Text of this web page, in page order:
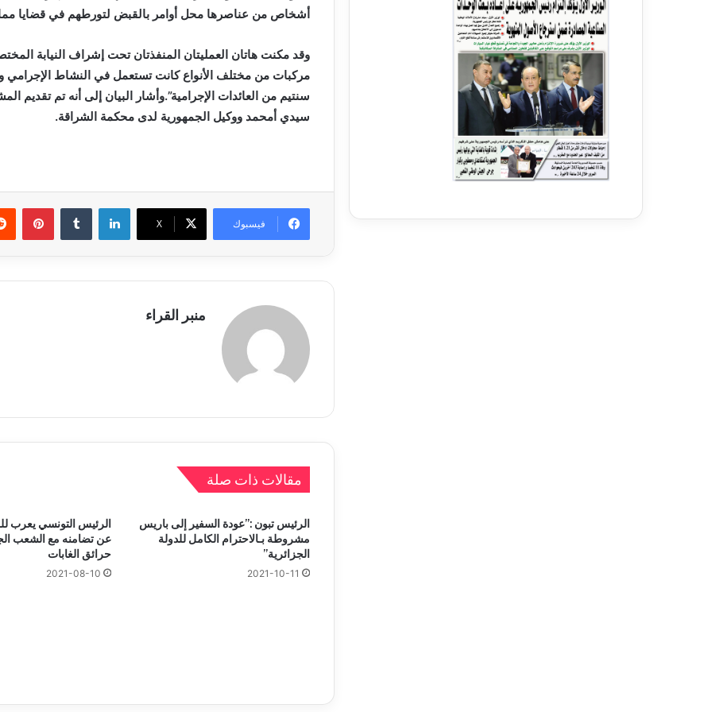
أشخاص من عناصرها محل أوامر بالقبض لتورطهم في قضايا
سنتيم من العائدات الإجرامية”.وأشار البيان إلى أنه تم
سيدي أمحمد ووكيل الجمهورية لدى محكمة الشراقة.
فيسبوك X
لينكدإن
منبر القراء
مقالات ذات صلة
الرئيس تبون :”عودة السفير إلى باريس
مشروطة بـالاحترام الكامل للدولة
الجزائرية”
2021-10-11
الرئيس التونسي يعرب
عن تضامنه مع الشعب
حرائق الغابات
2021-08-10